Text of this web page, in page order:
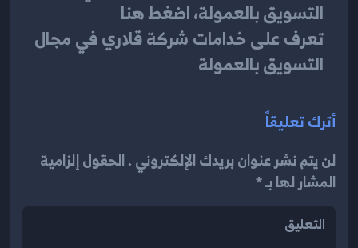
التسويق بالعمولة، اضغط هنا
التسويق بالعمولة
أترك تعليقاً
لن يتم نشر عنوان بريدك الإلكتروني . الحقول إلزامية
المشار لها بـ *